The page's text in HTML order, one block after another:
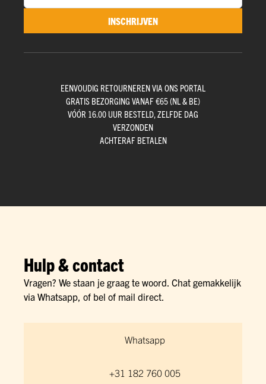
INSCHRIJVEN
EENVOUDIG RETOURNEREN VIA ONS PORTAL
GRATIS BEZORGING VANAF €65 (NL & BE)
VÓÓR 16.00 UUR BESTELD, ZELFDE DAG
VERZONDEN
ACHTERAF BETALEN
Hulp & contact
Vragen? We staan je graag te woord. Chat gemakkelijk
via Whatsapp, of bel of mail direct.
Whatsapp
+31 182 760 005